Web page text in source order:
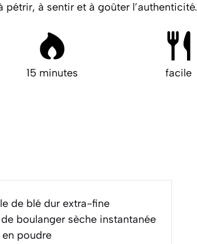
pétrir, à sentir et à goûter l’authenticité.
15 minutes facile
de blé dur extra-fine
boulanger sèche instantanée
en poudre